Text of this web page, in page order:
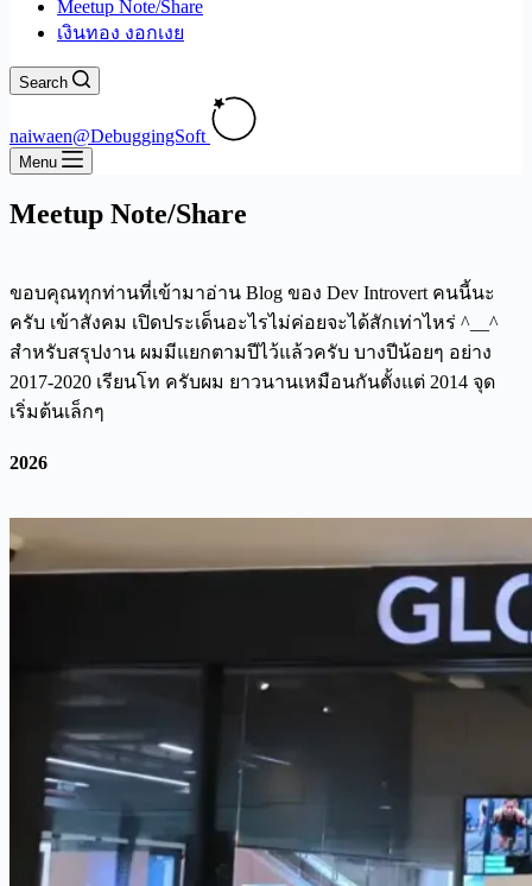
Meetup Note/Share
เงินทอง งอกเงย
Search
naiwaen@DebuggingSoft
Menu
Meetup Note/Share
ขอบคุณทุกท่านที่เข้ามาอ่าน Blog ของ Dev Introvert คนนี้นะ
ครับ เข้าสังคม เปิดประเด็นอะไรไม่ค่อยจะได้สักเท่าไหร่ ^__^
สำหรับสรุปงาน ผมมีแยกตามปีไว้แล้วครับ บางปีน้อยๆ อย่าง
2017-2020 เรียนโท ครับผม ยาวนานเหมือนกันตั้งแต่ 2014 จุด
เริ่มต้นเล็กๆ
2026